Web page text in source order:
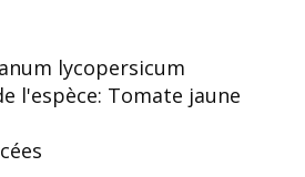
lycopersicum
l'espèce: Tomate jaune